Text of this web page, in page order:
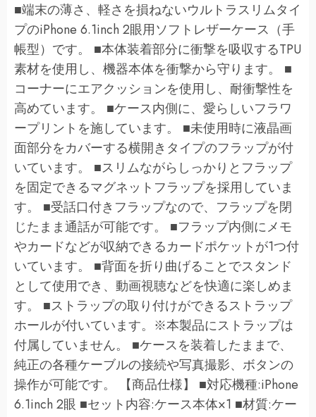
■端末の薄さ、軽さを損ねないウルトラスリムタイ
プのiPhone 6.1inch 2眼用ソフトレザーケース（手
帳型）です。 ■本体装着部分に衝撃を吸収するTPU
素材を使用し、機器本体を衝撃から守ります。 ■
コーナーにエアクッションを使用し、耐衝撃性を
高めています。 ■ケース内側に、愛らしいフラワ
ープリントを施しています。 ■未使用時に液晶画
面部分をカバーする横開きタイプのフラップが付
いています。 ■スリムながらしっかりとフラップ
を固定できるマグネットフラップを採用していま
す。 ■受話口付きフラップなので、フラップを閉
じたまま通話が可能です。 ■フラップ内側にメモ
やカードなどが収納できるカードポケットが1つ付
いています。 ■背面を折り曲げることでスタンド
として使用でき、動画視聴などを快適に楽しめま
す。 ■ストラップの取り付けができるストラップ
ホールが付いています。※本製品にストラップは
付属していません。 ■ケースを装着したままで、
純正の各種ケーブルの接続や写真撮影、ボタンの
操作が可能です。 【商品仕様】 ■対応機種:iPhone
6.1inch 2眼 ■セット内容:ケース本体×1 ■材質:ケー